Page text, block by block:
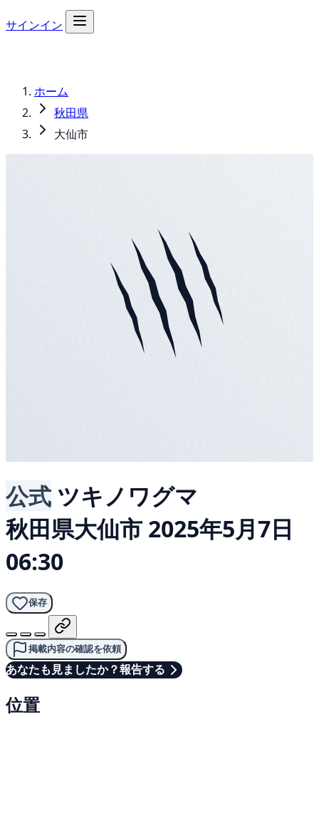
サインイン
ホーム
秋田県
大仙市
公式 ツキノワグマ
秋田県大仙市 2025年5月7日
06:30
保存
掲載内容の確認を依頼
あなたも見ましたか？報告する
位置